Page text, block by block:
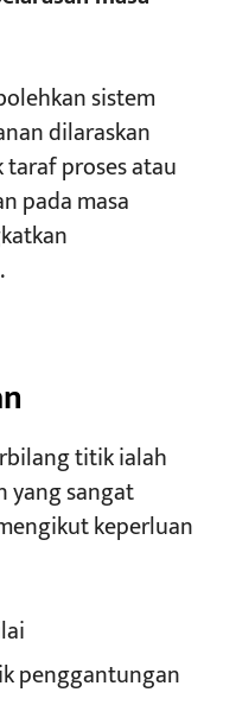
sistem
dilaraskan
taraf proses atau
pada masa
titik ialah
yang sangat
keperluan
penggantungan